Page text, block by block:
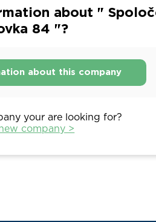
about "
84 "?
about this company
your are looking for?
company >